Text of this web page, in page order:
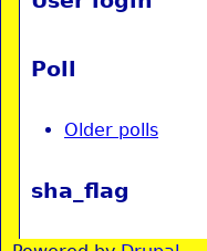
Poll
Older polls
sha_flag